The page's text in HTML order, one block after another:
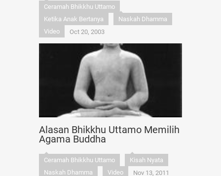
Ceramah Bhikkhu Uttamo
Ketika Anak Bertanya
Naskah Dhamma
Video
Oct 20, 2003
Alasan Bhikkhu Uttamo Memilih
Agama Buddha
Ceramah Bhikkhu Uttamo
Kisah Nyata
Naskah Dhamma
Video Nov 13, 2011